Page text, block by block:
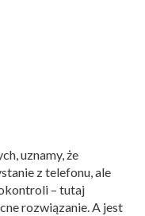
uznamy, że
z telefonu, ale
– tutaj
rozwiązanie. A jest